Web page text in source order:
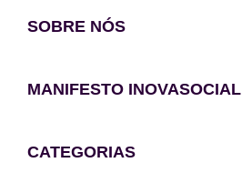
SOBRE NÓS
MANIFESTO INOVASOCIAL
CATEGORIAS